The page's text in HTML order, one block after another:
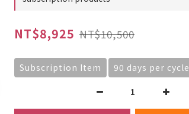
NT$8,925 NT$10,500
Subscription Item 90 days per cycle